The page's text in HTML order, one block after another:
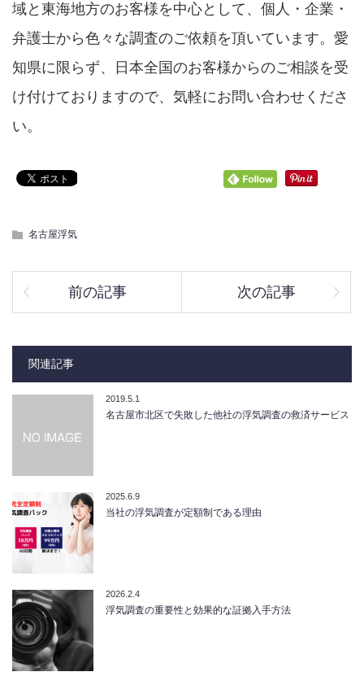
域と東海地方のお客様を中心として、個人・企業・
弁護士から色々な調査のご依頼を頂いています。愛
知県に限らず、日本全国のお客様からのご相談を受
け付けておりますので、気軽にお問い合わせくださ
い。
名古屋浮気
前の記事 次の記事
関連記事
2019.5.1
名古屋市北区で失敗した他社の浮気調査の救済サービス
2025.6.9
当社の浮気調査が定額制である理由
2026.2.4
浮気調査の重要性と効果的な証拠入手方法